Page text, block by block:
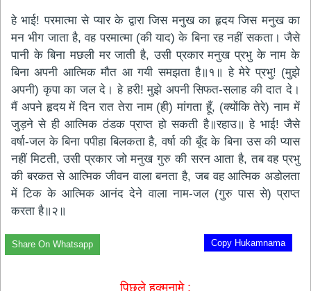
हे भाई! परमात्मा से प्यार के द्वारा जिस मनुख का हृदय जिस मनुख का
मन भीग जाता है, वह परमात्मा (की याद) के बिना रह नहीं सकता। जैसे
पानी के बिना मछली मर जाती है, उसी प्रकार मनुख प्रभु के नाम के
बिना अपनी आत्मिक मौत आ गयी समझता है॥१॥ हे मेरे प्रभु! (मुझे
अपनी) कृपा का जल दे। हे हरी! मुझे अपनी सिफत-सलाह की दात दे।
मैं अपने हृदय में दिन रात तेरा नाम (ही) मांगता हूँ, (क्योंकि तेरे) नाम में
जुड़ने से ही आत्मिक ठंडक प्राप्त हो सकती है॥रहाउ॥ हे भाई! जैसे
वर्षा-जल के बिना पपीहा बिलकता है, वर्षा की बूँद के बिना उस की प्यास
नहीं मिटती, उसी प्रकार जो मनुख गुरु की सरन आता है, तब वह प्रभु
की बरकत से आत्मिक जीवन वाला बनता है, जब वह आत्मिक अडोलता
में टिक के आत्मिक आनंद देने वाला नाम-जल (गुरु पास से) प्राप्त
करता है॥२॥
Copy Hukamnama
Share On Whatsapp
पिछले हुक्मनामे :